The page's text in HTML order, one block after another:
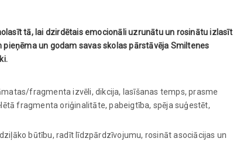
tā, lai dzirdētais emocionāli uzrunātu un rosinātu izlasīt
un godam savas skolas pārstāvēja Smiltenes
fragmenta izvēli, dikcija, lasīšanas temps, prasme
fragmenta oriģinalitāte, pabeigtība, spēja suģestēt,
būtību, radīt līdzpārdzīvojumu, rosināt asociācijas un